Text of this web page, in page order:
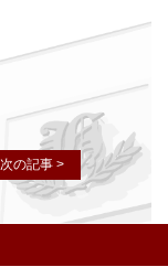
次の記事 >